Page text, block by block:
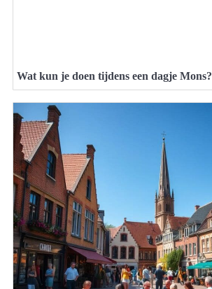
Wat kun je doen tijdens een dagje Mons?